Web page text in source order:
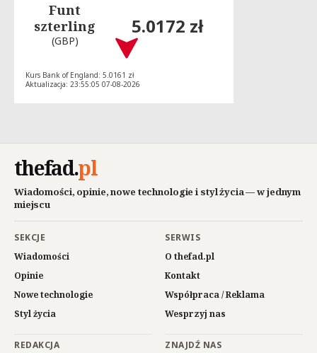
Funt
szterling
(GBP)
5.0172 zł
Kurs Bank of England: 5.0161 zł
Aktualizacja: 23:55:05 07-08-2026
thefad.pl
Wiadomości, opinie, nowe technologie i styl życia — w jednym
miejscu
SEKCJE
Wiadomości
Opinie
Nowe technologie
Styl życia
SERWIS
O thefad.pl
Kontakt
Współpraca / Reklama
Wesprzyj nas
REDAKCJA ZNAJDŹ NAS